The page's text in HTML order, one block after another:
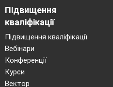
Підвищення
кваліфікації
Підвищення кваліфікації
Вебінари
Конференції
Курси
Вектор